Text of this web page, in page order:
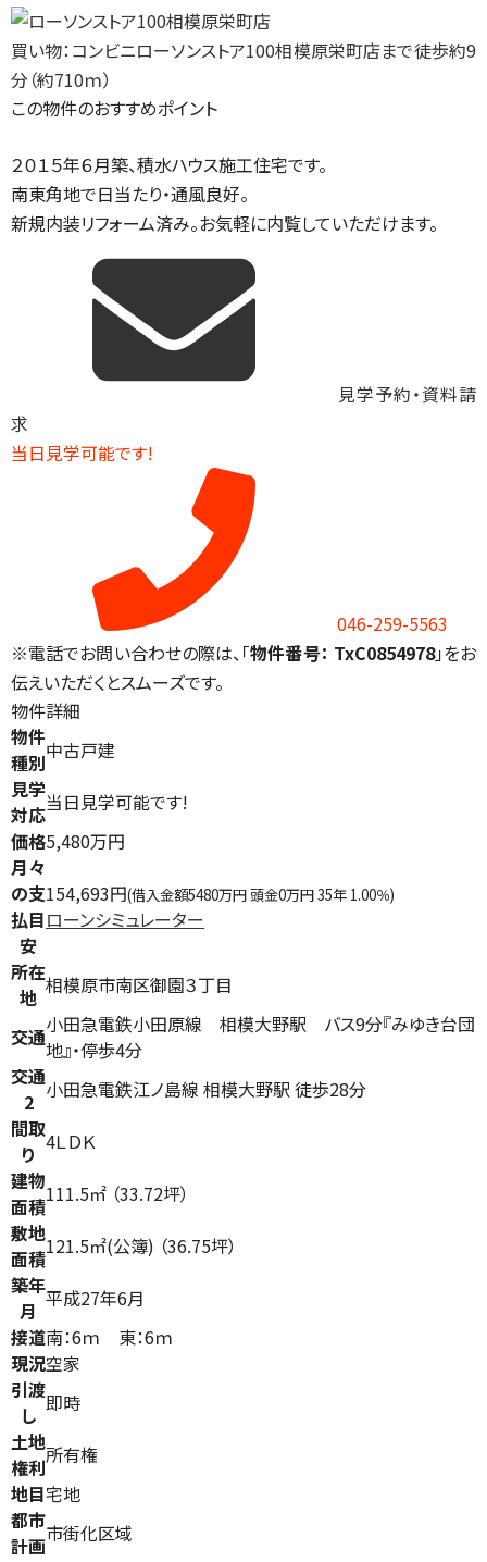
買い物：コンビニローソンストア100相模原栄町店まで徒歩約9
分（約710ｍ）
この物件のおすすめポイント
２０１５年６月築、積水ハウス施工住宅です。
南東角地で日当たり・通風良好。
新規内装リフォーム済み。お気軽に内覧していただけます。
見学予約・資料請
求
当日見学可能です!
046-259-5563
※電話でお問い合わせの際は、「物件番号： TxC0854978」をお
伝えいただくとスムーズです。
物件詳細
物件
種別中古戸建
見学
対応当日見学可能です!
価格5,480万円
月々
の支
払目
安
154,693円(借入金額5480万円 頭金0万円 35年 1.00％)
ローンシミュレーター
所在
地 相模原市南区御園３丁目
交通小田急電鉄小田原線 相模大野駅 バス9分『みゆき台団
地』・停歩4分
交通
2 小田急電鉄江ノ島線 相模大野駅 徒歩28分
間取
り 4ＬＤＫ
建物
面積111.5㎡ （33.72坪）
敷地
面積121.5㎡(公簿) （36.75坪）
築年
月 平成27年6月
接道南：6ｍ 東：6ｍ
現況空家
引渡
し 即時
土地
権利所有権
地目宅地
都市
計画市街化区域